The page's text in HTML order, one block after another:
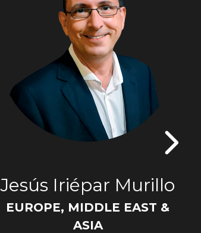
Jesús Iriépar Murillo
EUROPE, MIDDLE EAST &
ASIA